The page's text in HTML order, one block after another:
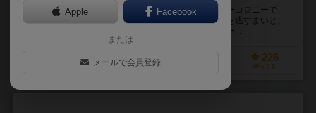
スノーコロニーは、ペンギンが暮らす極夜の雪国スノーコロニーで、
小さな町の町長となり、観光客が増えているチャンスを逃すまいと、
町の発展を目指し、国一番の観光地を目指すボードゲー...
254
経験あり
226
持ってる
Apple Facebook
または
メールで会員登録